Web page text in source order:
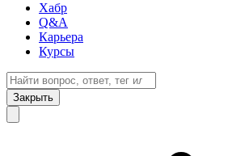
Хабр
Q&A
Карьера
Курсы
Закрыть